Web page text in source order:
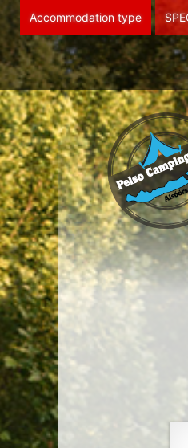
Accommodation type